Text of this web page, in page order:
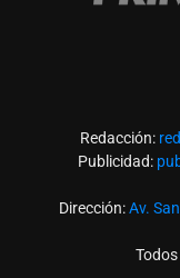
Redacción:
Publicidad:
Dirección:Av.